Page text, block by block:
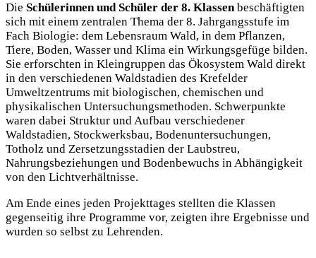
Die Schülerinnen und Schüler der 8. Klassenbeschäftigten
sich mit einem zentralen Thema der 8. Jahrgangsstufe im
Fach Biologie: dem Lebensraum Wald, in dem Pflanzen,
Tiere, Boden, Wasser und Klima ein Wirkungsgefüge bilden.
Sie erforschten in Kleingruppen das Ökosystem Wald direkt
in den verschiedenen Waldstadien des Krefelder
Umweltzentrums mit biologischen, chemischen und
physikalischen Untersuchungsmethoden. Schwerpunkte
waren dabei Struktur und Aufbau verschiedener
Waldstadien, Stockwerksbau, Bodenuntersuchungen,
Totholz und Zersetzungsstadien der Laubstreu,
Nahrungsbeziehungen und Bodenbewuchs in Abhängigkeit
von den Lichtverhältnisse.
Am Ende eines jeden Projekttages stellten die Klassen
gegenseitig ihre Programme vor, zeigten ihre Ergebnisse und
wurden so selbst zu Lehrenden.